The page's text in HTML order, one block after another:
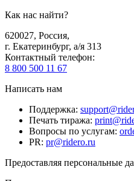
Как нас найти?
620027, Россия,
г. Екатеринбург, а/я 313
Контактный телефон:
8 800 500 11 67
Написать нам
Поддержка:
Печать тиража:
Вопросы по услугам:
PR: pr@ridero.ru
Предоставляя персональные